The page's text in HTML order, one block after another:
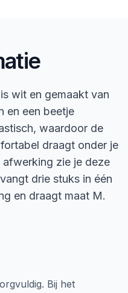
wit en gemaakt van
en een beetje
waardoor de
draagt onder je
zie je deze
drie stuks in één
en draagt maat M.
Bij het